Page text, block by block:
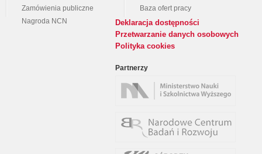
Zamówienia publiczne
Nagroda NCN
Baza ofert pracy
Deklaracja dostępności
Przetwarzanie danych osobowych
Polityka cookies
Partnerzy